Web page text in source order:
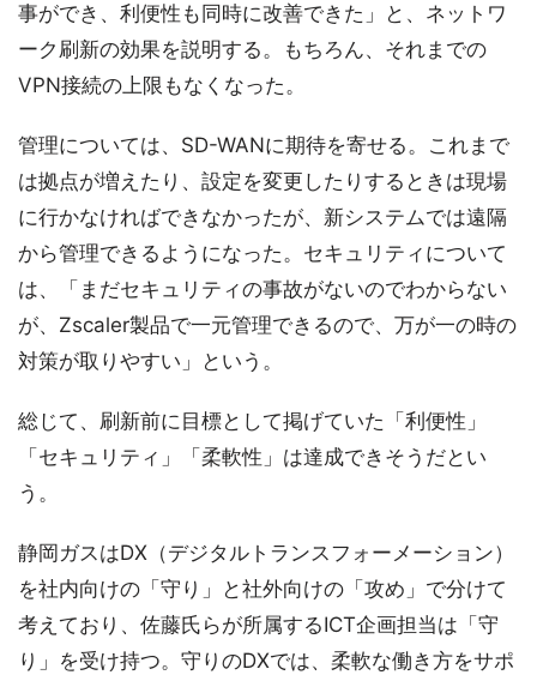
事ができ、利便性も同時に改善できた」と、ネットワ
ーク刷新の効果を説明する。もちろん、それまでの
VPN接続の上限もなくなった。
管理については、SD-WANに期待を寄せる。これまで
は拠点が増えたり、設定を変更したりするときは現場
に行かなければできなかったが、新システムでは遠隔
から管理できるようになった。セキュリティについて
は、「まだセキュリティの事故がないのでわからない
が、Zscaler製品で一元管理できるので、万が一の時の
対策が取りやすい」という。
総じて、刷新前に目標として掲げていた「利便性」
「セキュリティ」「柔軟性」は達成できそうだとい
う。
静岡ガスはDX（デジタルトランスフォーメーション）
を社内向けの「守り」と社外向けの「攻め」で分けて
考えており、佐藤氏らが所属するICT企画担当は「守
り」を受け持つ。守りのDXでは、柔軟な働き方をサポ